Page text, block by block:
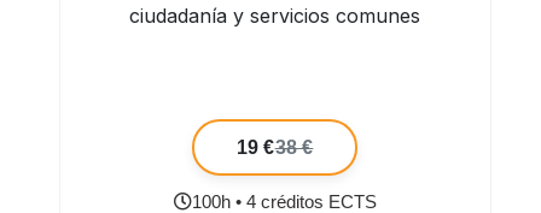
ciudadanía y servicios comunes
19 €38 €
100h • 4 créditos ECTS